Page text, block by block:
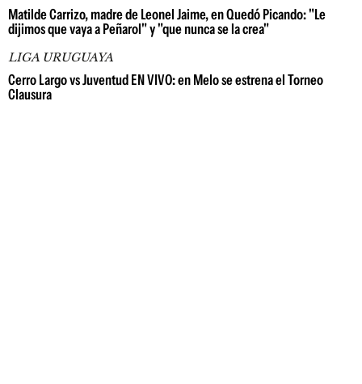
Matilde Carrizo, madre de Leonel Jaime, en Quedó Picando: "Le
dijimos que vaya a Peñarol" y "que nunca se la crea"
LIGA URUGUAYA
Cerro Largo vs Juventud EN VIVO: en Melo se estrena el Torneo
Clausura